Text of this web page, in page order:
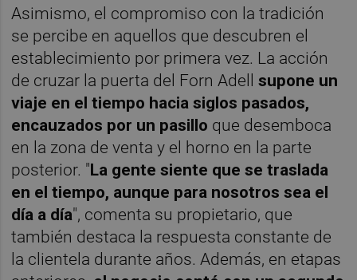
Asimismo, el compromiso con la tradición
se percibe en aquellos que descubren el
establecimiento por primera vez. La acción
de cruzar la puerta del Forn Adellsupone un
viaje en el tiempo hacia siglos pasados,
encauzados por un pasillo que desemboca
en la zona de venta y el horno en la parte
posterior. "La gente siente que se traslada
en el tiempo, aunque para nosotros sea el
día a día", comenta su propietario, que
también destaca la respuesta constante de
la clientela durante años. Además, en etapas